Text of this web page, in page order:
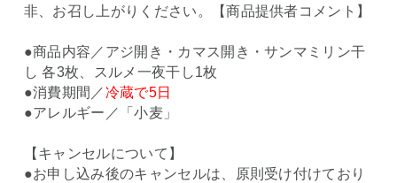
非、お召し上がりください。【商品提供者コメント】
●商品内容／アジ開き・カマス開き・サンマミリン干
し 各3枚、スルメ一夜干し1枚
●消費期間／冷蔵で5日
●アレルギー／「小麦」
【キャンセルについて】
●お申し込み後のキャンセルは、原則受け付けており